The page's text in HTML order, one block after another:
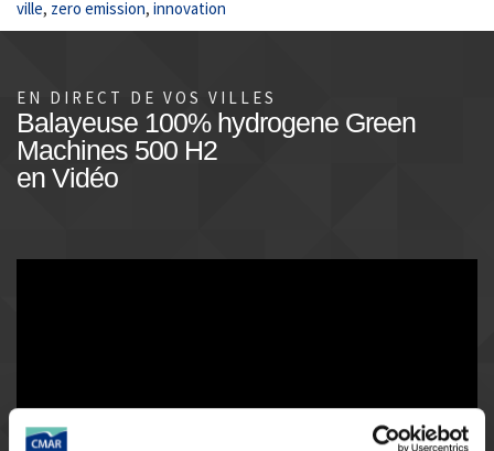
ville, zero emission, innovation
EN DIRECT DE VOS VILLES
Balayeuse 100% hydrogene Green
Machines 500 H2
en Vidéo